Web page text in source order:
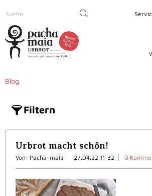
Blog
Filtern
Urbrot macht schön!
Von: Pacha-maia 27.04.22 11:32 0